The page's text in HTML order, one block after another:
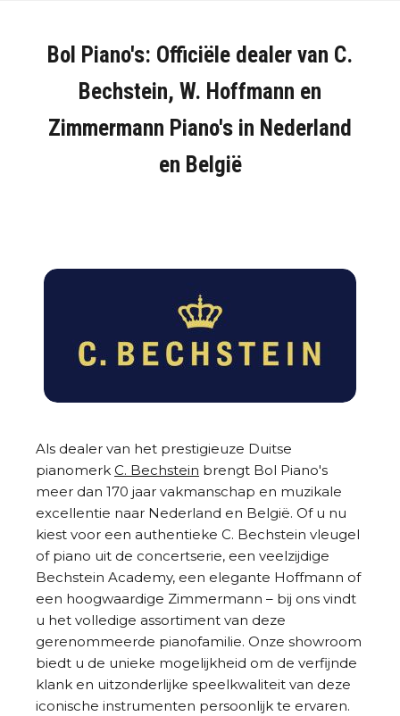
Bol Piano's: Officiële dealer van C.
Bechstein, W. Hoffmann en
Zimmermann Piano's in Nederland
en België
Als dealer van het prestigieuze Duitse
pianomerk C. Bechstein brengt Bol Piano's
meer dan 170 jaar vakmanschap en muzikale
excellentie naar Nederland en België. Of u nu
kiest voor een authentieke C. Bechstein vleugel
of piano uit de concertserie, een veelzijdige
Bechstein Academy, een elegante Hoffmann of
een hoogwaardige Zimmermann – bij ons vindt
u het volledige assortiment van deze
gerenommeerde pianofamilie. Onze showroom
biedt u de unieke mogelijkheid om de verfijnde
klank en uitzonderlijke speelkwaliteit van deze
iconische instrumenten persoonlijk te ervaren.